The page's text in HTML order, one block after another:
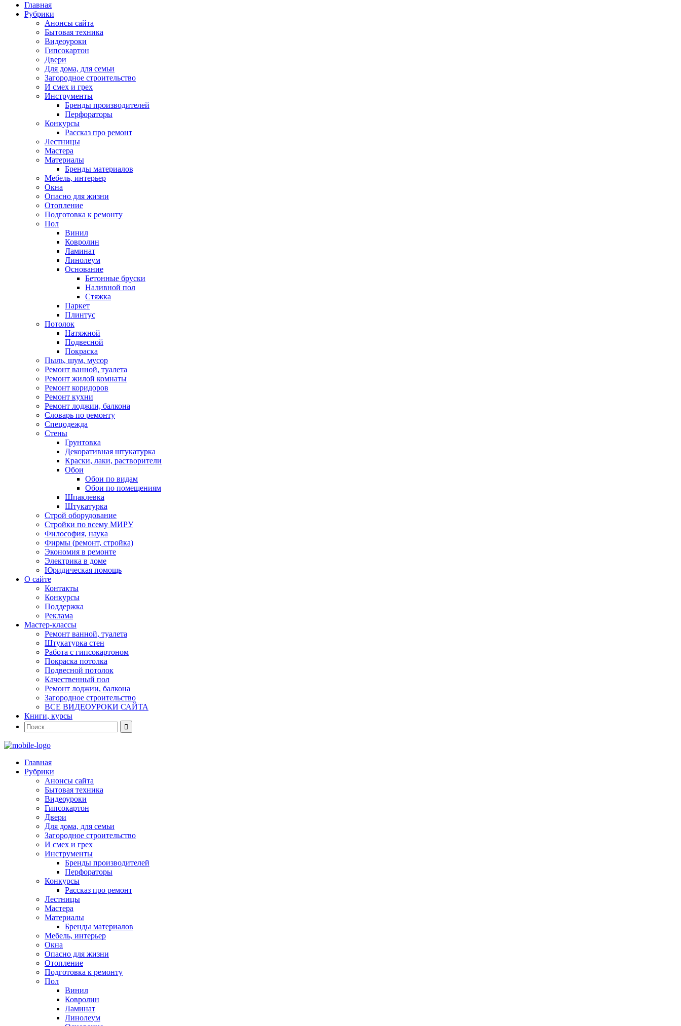
Главная
Рубрики
Анонсы сайта
Бытовая техника
Видеоуроки
Гипсокартон
Двери
Для дома, для семьи
Загородное строительство
И смех и грех
Инструменты
Бренды производителей
Перфораторы
Конкурсы
Рассказ про ремонт
Лестницы
Мастера
Материалы
Бренды материалов
Мебель, интерьер
Окна
Опасно для жизни
Отопление
Подготовка к ремонту
Пол
Винил
Ковролин
Ламинат
Линолеум
Основание
Бетонные бруски
Наливной пол
Стяжка
Паркет
Плинтус
Потолок
Натяжной
Подвесной
Покраска
Пыль, шум, мусор
Ремонт ванной, туалета
Ремонт жилой комнаты
Ремонт коридоров
Ремонт кухни
Ремонт лоджии, балкона
Словарь по ремонту
Спецодежда
Стены
Грунтовка
Декоративная штукатурка
Краски, лаки, растворители
Обои
Обои по видам
Обои по помещениям
Шпаклевка
Штукатурка
Строй оборудование
Стройки по всему МИРУ
Философия, наука
Фирмы (ремонт, стройка)
Экономия в ремонте
Электрика в доме
Юридическая помощь
О сайте
Контакты
Конкурсы
Поддержка
Реклама
Мастер-классы
Ремонт ванной, туалета
Штукатурка стен
Работа с гипсокартоном
Покраска потолка
Подвесной потолок
Качественный пол
Ремонт лоджии, балкона
Загородное строительство
ВСЕ ВИДЕОУРОКИ САЙТА
Книги, курсы
Главная
Рубрики
Анонсы сайта
Бытовая техника
Видеоуроки
Гипсокартон
Двери
Для дома, для семьи
Загородное строительство
И смех и грех
Инструменты
Бренды производителей
Перфораторы
Конкурсы
Рассказ про ремонт
Лестницы
Мастера
Материалы
Бренды материалов
Мебель, интерьер
Окна
Опасно для жизни
Отопление
Подготовка к ремонту
Пол
Винил
Ковролин
Ламинат
Линолеум